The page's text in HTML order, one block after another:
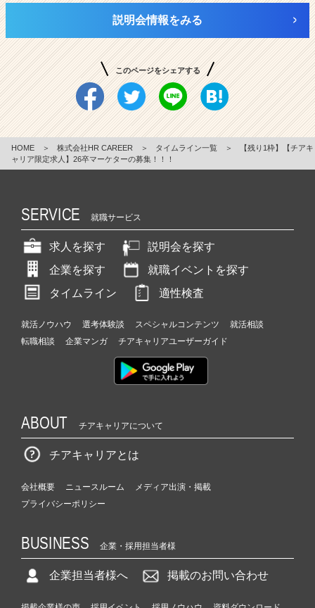
説明会情報をみる
このページをシェアする
HOME ＞ 株式会社HR CAREER ＞ タイムライン一覧 ＞
【残り1枠】【チアキ
ャリア限定求人】26卒マーケターの募集！！！
SERVICE 就職サービス
求人を探す
説明会を探す
企業を探す
就職イベントを探す
タイムライン
適性検査
就活ノウハウ 選考体験談 スペシャルコンテンツ
就活相談
転職相談
企業マンガ チアキャリアユーザーガイド
ABOUT チアキャリアについて
チアキャリアとは
会社概要 ニュースルーム
メディア出演・掲載
プライバシーポリシー
BUSINESS 企業・採用担当者様
企業担当者様へ 掲載のお問い合わせ